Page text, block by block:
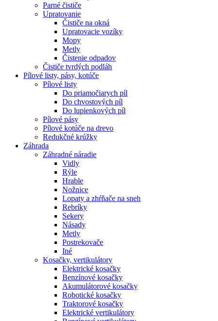
Parné čističe
Upratovanie
Čističe na okná
Upratovacie vozíky
Mopy
Metly
Čistenie odpadov
Čističe tvrdých podláh
Pílové listy, pásy, kotúče
Pílové listy
Do priamočiarych píl
Do chvostových píl
Do lupienkových píl
Pílové pásy
Pílové kotúče na drevo
Redukčné krúžky
Záhrada
Záhradné náradie
Vidly
Rýle
Hrable
Nožnice
Lopaty a zhŕňače na sneh
Rebríky
Sekery
Násady
Metly
Postrekovače
Iné
Kosačky, vertikulátory
Elektrické kosačky
Benzínové kosačky
Akumulátorové kosačky
Robotické kosačky
Traktorové kosačky
Elektrické vertikulátory